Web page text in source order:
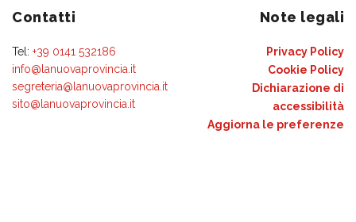
Contatti
Tel: +39 0141 532186
info@lanuovaprovincia.it
segreteria@lanuovaprovincia.it
sito@lanuovaprovincia.it
Note legali
Privacy Policy
Cookie Policy
Dichiarazione di
accessibilità
Aggiorna le preferenze